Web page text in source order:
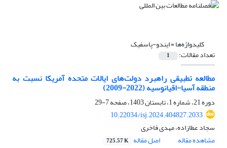
کلیدواژه‌ها =ایندو-پاسفیک
تعداد مقالات: 1
مطالعه تطبیقی راهبرد دولت‌های ایالات متحده آمریکا نسبت به
منطقه آسیا-اقیانوسیه (2022-2009)
دوره 21، شماره 1، تابستان 1403، صفحه
7-29
10.22034/isj.2024.404827.2033
سجاد عطازاده، مهدی فاخری
مشاهده مقاله
اصل مقاله 725.57 K